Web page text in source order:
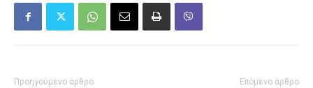
Προηγούμενο άρθρο Επόμενο άρθρο